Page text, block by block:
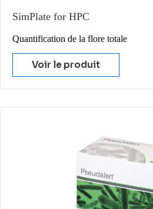
SimPlate for HPC
Quantification de la flore totale
Voir le produit